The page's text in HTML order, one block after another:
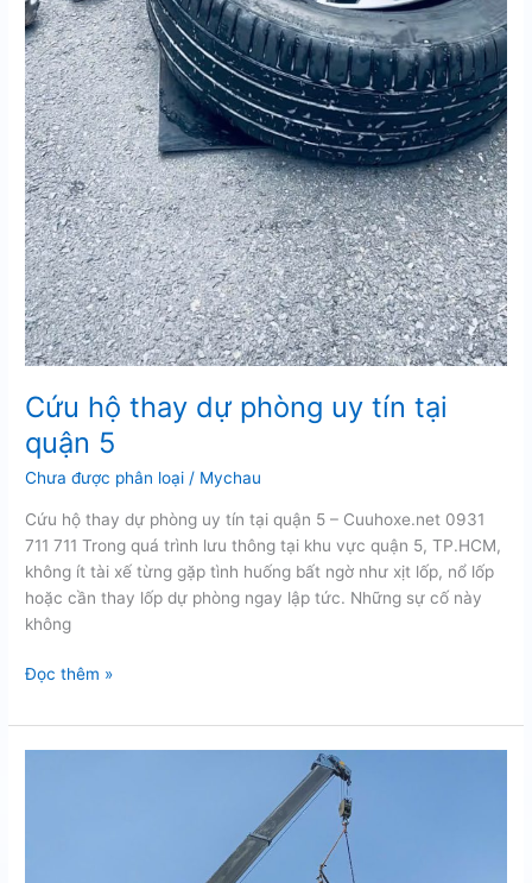
Cứu hộ thay dự phòng uy tín tại
quận 5
Chưa được phân loại / Mychau
Cứu hộ thay dự phòng uy tín tại quận 5 – Cuuhoxe.net 0931
711 711 Trong quá trình lưu thông tại khu vực quận 5, TP.HCM,
không ít tài xế từng gặp tình huống bất ngờ như xịt lốp, nổ lốp
hoặc cần thay lốp dự phòng ngay lập tức. Những sự cố này
không
Cứu
thay
dự
Đọc thêm »